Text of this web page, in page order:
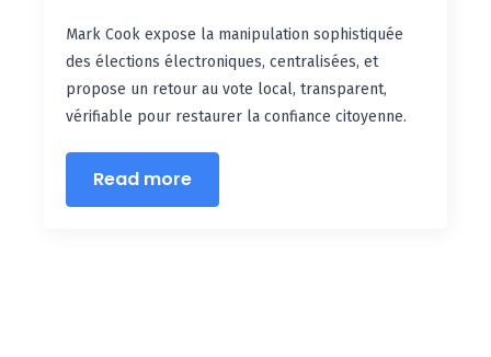
Mark Cook expose la manipulation sophistiquée
des élections électroniques, centralisées, et
propose un retour au vote local, transparent,
vérifiable pour restaurer la confiance citoyenne.
Read more